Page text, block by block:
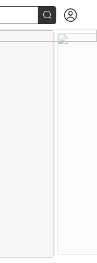
 